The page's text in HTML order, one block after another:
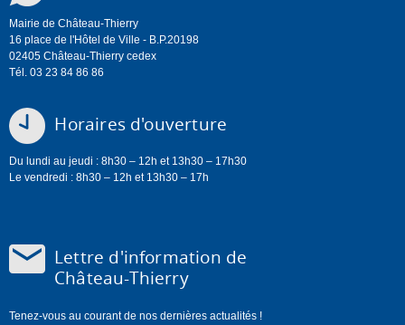
Mairie de Château-Thierry
16 place de l'Hôtel de Ville - B.P.20198
02405 Château-Thierry cedex
Tél. 03 23 84 86 86
Horaires d'ouverture
Du lundi au jeudi : 8h30 – 12h et 13h30 – 17h30
Le vendredi : 8h30 – 12h et 13h30 – 17h
Lettre d'information de
Château-Thierry
Tenez-vous au courant de nos dernières actualités !